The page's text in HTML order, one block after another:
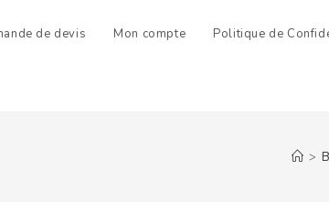
de devis Mon compte Politique de
>